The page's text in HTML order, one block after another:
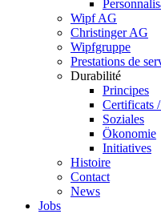
Wipf AG
Christinger AG
Wipfgruppe
Prestations de
Durabilité
Principes
Certificats
Soziales
Ökonomie
Initiatives
Histoire
Contact
News
Jobs